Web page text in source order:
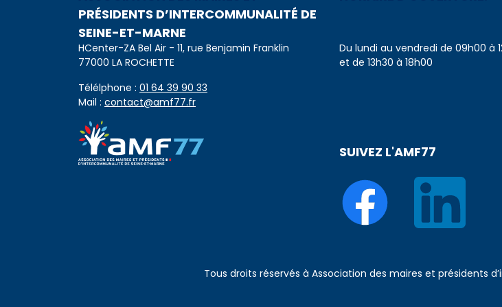
PRÉSIDENTS D’INTERCOMMUNALITÉ DE
SEINE-ET-MARNE
HCenter-ZA Bel Air - 11, rue Benjamin Franklin
77000 LA ROCHETTE
Télélphone : 01 64 39 90 33
Mail : contact@amf77.fr
Du lundi au vendredi de 09h00 à
et de 13h30 à 18h00
SUIVEZ L'AMF77
Tous droits réservés à Association des maires et présidents